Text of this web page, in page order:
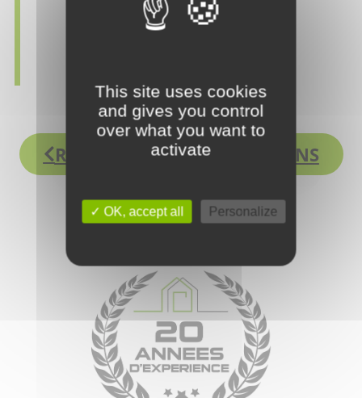
REVENIR À MES RÉALISATIONS
20 ANNÉES D'EXPÉRIENCE :
Spécialiste en menuiserie-ébénisterie avec
20ans d’expériences auprès des particuliers et
des professionnels, en neuf et en rénovation.
This site uses cookies
and gives you control
over what you want to
activate
OK, accept all Personalize